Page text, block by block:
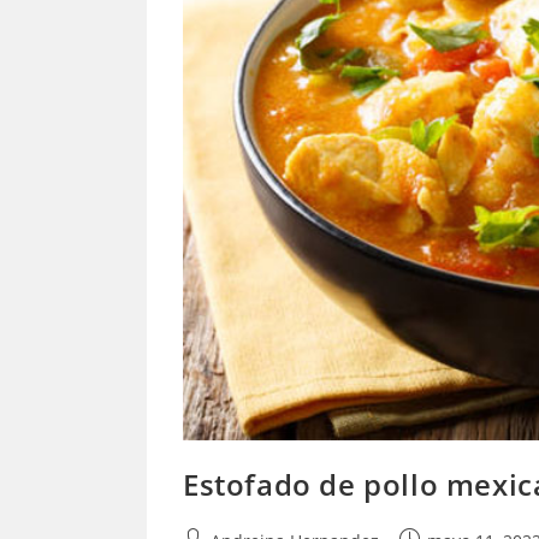
Estofado de pollo